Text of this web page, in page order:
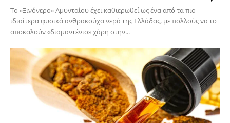
Το «Ξινόνερο» Αμυνταίου έχει καθιερωθεί ως ένα από τα πιο
ιδιαίτερα φυσικά ανθρακούχα νερά της Ελλάδας, με πολλούς να το
αποκαλούν «διαμαντένιο» χάρη στην...